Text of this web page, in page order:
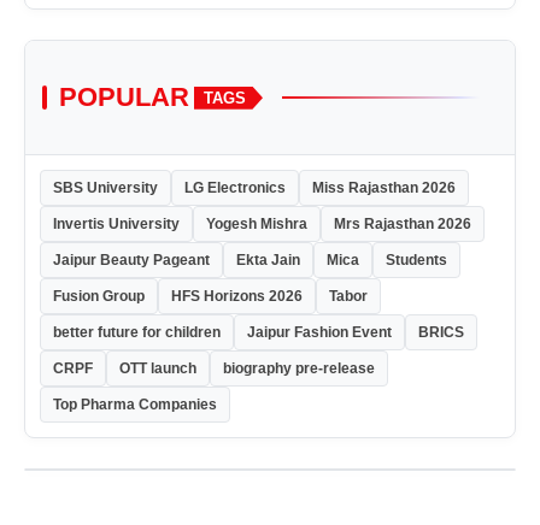
POPULAR TAGS
SBS University LG Electronics Miss Rajasthan 2026
Invertis University Yogesh Mishra Mrs Rajasthan 2026
Jaipur Beauty Pageant Ekta Jain Mica Students
Fusion Group HFS Horizons 2026 Tabor
better future for children Jaipur Fashion Event BRICS
CRPF OTT launch biography pre-release
Top Pharma Companies